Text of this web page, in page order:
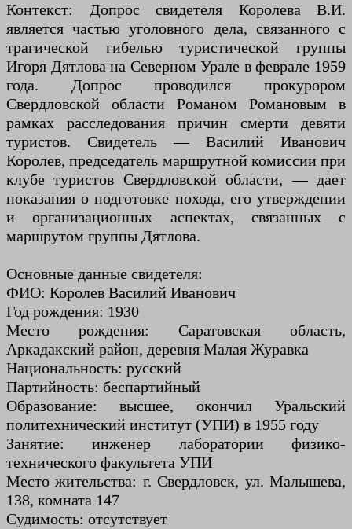
Контекст: Допрос свидетеля Королева В.И.
является частью уголовного дела, связанного с
трагической гибелью туристической группы
Игоря Дятлова на Северном Урале в феврале 1959
года. Допрос проводился прокурором
Свердловской области Романом Романовым в
рамках расследования причин смерти девяти
туристов. Свидетель — Василий Иванович
Королев, председатель маршрутной комиссии при
клубе туристов Свердловской области, — дает
показания о подготовке похода, его утверждении
и организационных аспектах, связанных с
маршрутом группы Дятлова.
Основные данные свидетеля:
ФИО: Королев Василий Иванович
Год рождения: 1930
Место рождения: Саратовская область,
Аркадакский район, деревня Малая Журавка
Национальность: русский
Партийность: беспартийный
Образование: высшее, окончил Уральский
политехнический институт (УПИ) в 1955 году
Занятие: инженер лаборатории физико-
технического факультета УПИ
Место жительства: г. Свердловск, ул. Малышева,
138, комната 147
Судимость: отсутствует